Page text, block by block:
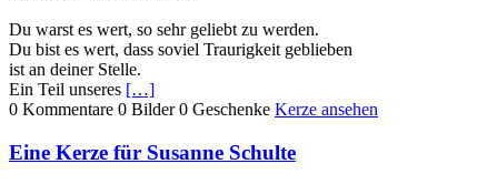
Du warst es wert, so sehr geliebt zu werden.
Du bist es wert, dass soviel Traurigkeit geblieben
ist an deiner Stelle.
Ein Teil unseres […]
0 Kommentare 0 Bilder 0 Geschenke Kerze ansehen
Eine Kerze für Susanne Schulte